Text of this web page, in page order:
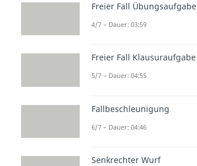
Freier Fall Übungsaufgabe
4/7 – Dauer: 03:59
Freier Fall Klausuraufgabe
5/7 – Dauer: 04:55
Fallbeschleunigung
6/7 – Dauer: 04:46
Senkrechter Wurf